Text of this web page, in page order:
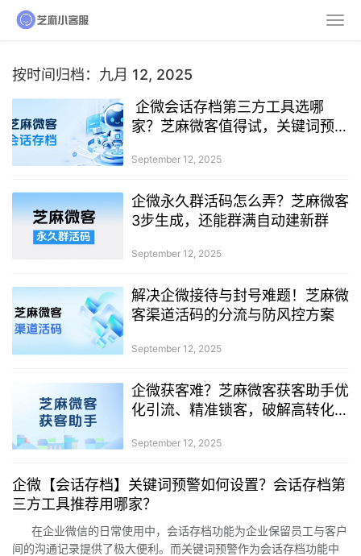
按时间归档：九月 12, 2025
企微会话存档第三方工具选哪
家？芝麻微客值得试，关键词预警
September 12, 2025
企微永久群活码怎么弄？芝麻微客
3步生成，还能群满自动建新群
September 12, 2025
解决企微接待与封号难题！芝麻微
客渠道活码的分流与防风控方案
September 12, 2025
企微获客难？芝麻微客获客助手优
化引流、精准锁客，破解高转化难
September 12, 2025
企微【会话存档】关键词预警如何设置？会话存档第
三方工具推荐用哪家？
在企业微信的日常使用中，会话存档功能为企业保留员工与客户
间的沟通记录提供了极大便利。而关键词预警作为会话存档功能中